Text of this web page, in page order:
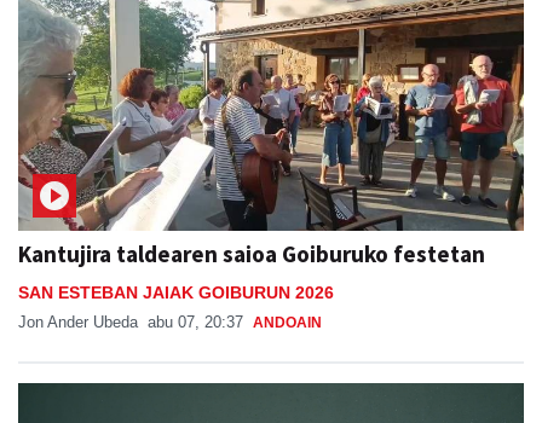
Kantujira taldearen saioa Goiburuko festetan
SAN ESTEBAN JAIAK GOIBURUN 2026
Jon Ander Ubeda abu 07, 20:37 ANDOAIN